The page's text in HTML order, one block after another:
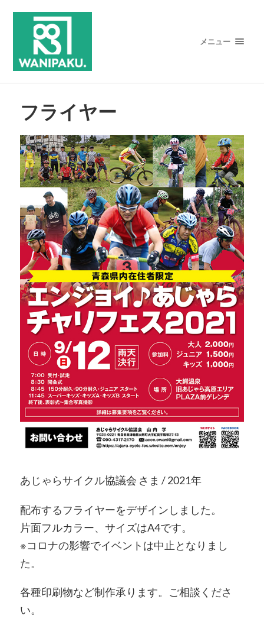
メニュー
フライヤー
あじゃらサイクル協議会 さま / 2021年
配布するフライヤーをデザインしました。
片面フルカラー、サイズはA4です。
※コロナの影響でイベントは中止となりまし
た。
各種印刷物など制作承ります。ご相談くださ
い。